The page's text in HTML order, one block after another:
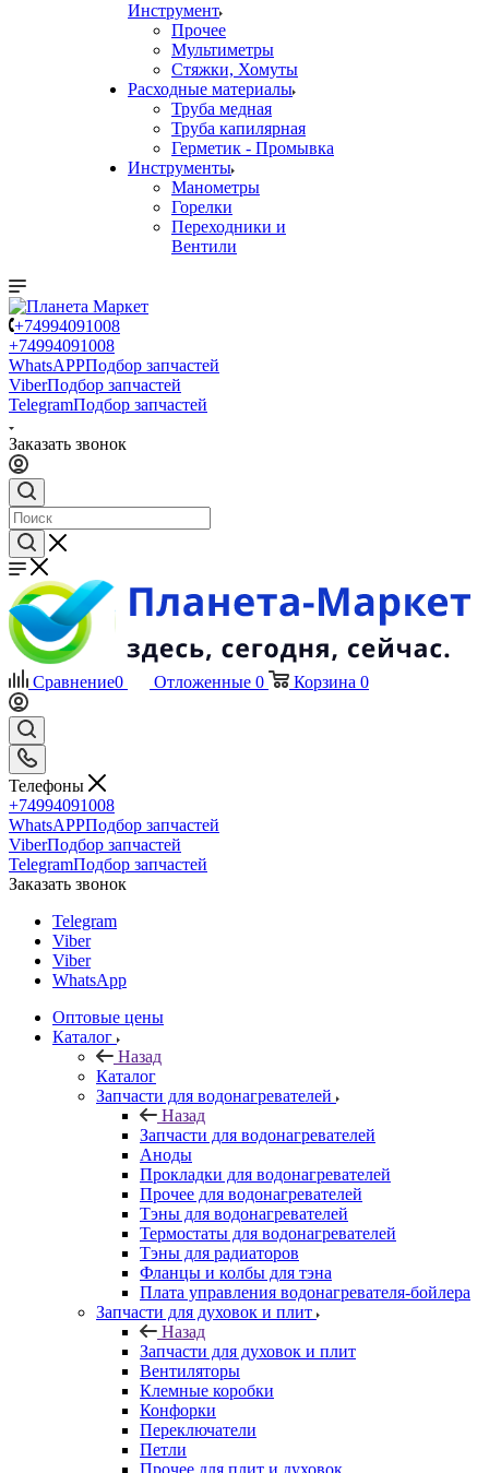
Инструмент
Прочее
Мультиметры
Стяжки, Хомуты
Расходные материалы
Труба медная
Труба капилярная
Герметик - Промывка
Инструменты
Манометры
Горелки
Переходники и
Вентили
+74994091008
+74994091008
WhatsAPPПодбор запчастей
ViberПодбор запчастей
TelegramПодбор запчастей
Заказать звонок
Сравнение0 Отложенные 0 Корзина 0
Телефоны
+74994091008
WhatsAPPПодбор запчастей
ViberПодбор запчастей
TelegramПодбор запчастей
Заказать звонок
Telegram
Viber
Viber
WhatsApp
Оптовые цены
Каталог
Назад
Каталог
Запчасти для водонагревателей
Назад
Запчасти для водонагревателей
Аноды
Прокладки для водонагревателей
Прочее для водонагревателей
Тэны для водонагревателей
Термостаты для водонагревателей
Тэны для радиаторов
Фланцы и колбы для тэна
Плата управления водонагревателя-бойлера
Запчасти для духовок и плит
Назад
Запчасти для духовок и плит
Вентиляторы
Клемные коробки
Конфорки
Переключатели
Петли
Прочее для плит и духовок